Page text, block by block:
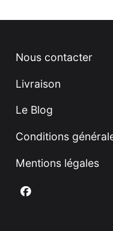
Nous contacter
Livraison
Le Blog
Conditions
Mentions légales